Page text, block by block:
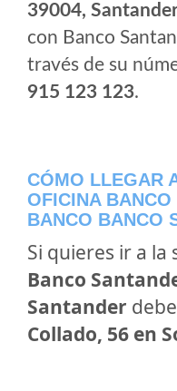
39004,
con Banco
través de su
915 123 123.
CÓMO LLEGAR
OFICINA
BANCO BANCO
Si quieres ir a la
Banco
Santander
Collado, 56 en